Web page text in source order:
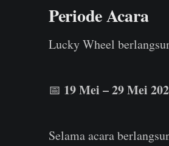
Periode Acara
Lucky Wheel
📅 19 Mei – 29 Mei
Selama acara